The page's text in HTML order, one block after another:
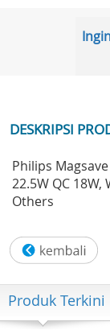
DESKRIPSI
Philips
22.5W QC 18W,
Others
Produk Terkini